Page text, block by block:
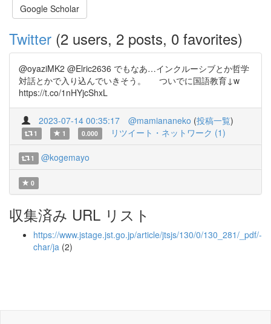
Google Scholar
Twitter (2 users, 2 posts, 0 favorites)
@oyaziMK2 @Elric2636 でもなあ…インクルーシブとか哲学
対話とかで入り込んでいきそう。 ついでに国語教育↓w
https://t.co/1nHYjcShxL
2023-07-14 00:35:17 @mamiananeko (投稿一覧)
1 1 0.000 リツイート・ネットワーク (1)
1 @kogemayo
0
収集済み URL リスト
https://www.jstage.jst.go.jp/article/jtsjs/130/0/130_281/_pdf/-
char/ja (2)